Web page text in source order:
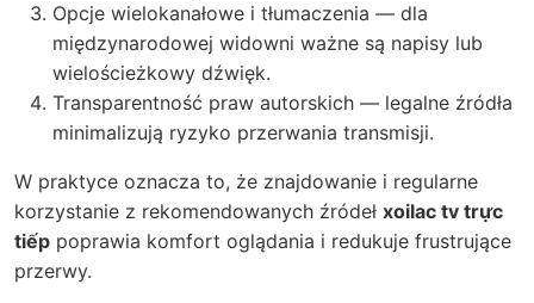
Opcje wielokanałowe i tłumaczenia — dla
międzynarodowej widowni ważne są napisy lub
wielościeżkowy dźwięk.
Transparentność praw autorskich — legalne źródła
minimalizują ryzyko przerwania transmisji.
W praktyce oznacza to, że znajdowanie i regularne
korzystanie z rekomendowanych źródeł xoilac tv trực
tiếp poprawia komfort oglądania i redukuje frustrujące
przerwy.